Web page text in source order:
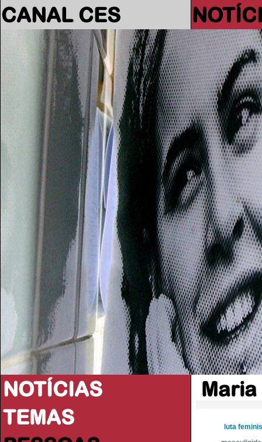
CANAL CES
NOTÍCIAS
TEMAS
luta